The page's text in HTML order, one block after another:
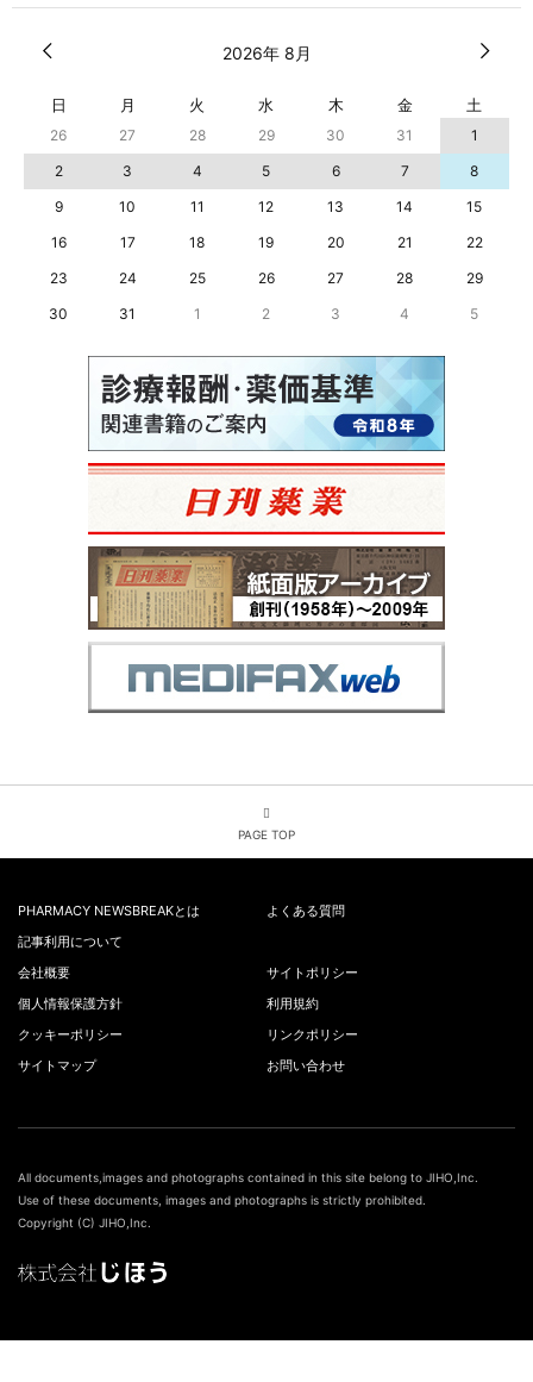
2026年 8月
日 月 火 水 木 金 土
26 27 28 29 30 31
1
2
3 4 5 6 7
8
9
10 11 12 13 14
15
16
17 18 19 20 21
22
23
24 25 26 27 28
29
30
31 1 2 3 4 5
PAGE TOP
PHARMACY NEWSBREAKとは
よくある質問
記事利用について
会社概要
サイトポリシー
個人情報保護方針
利用規約
クッキーポリシー
リンクポリシー
サイトマップ
お問い合わせ
All documents,images and photographs contained in this site belong to JIHO,Inc.
Use of these documents, images and photographs is strictly prohibited.
Copyright (C) JIHO,Inc.